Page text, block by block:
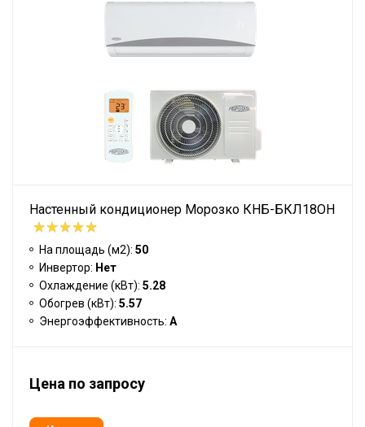
Настенный кондиционер Морозко КНБ-БКЛ18ОН
На площадь (м2): 50
Инвертор: Нет
Охлаждение (кВт): 5.28
Обогрев (кВт): 5.57
Энергоэффективность: A
Цена по запросу